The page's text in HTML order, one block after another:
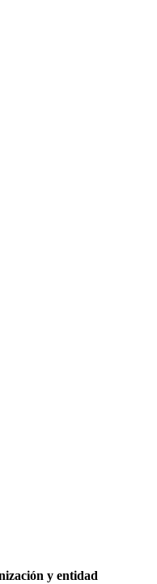
y entidad